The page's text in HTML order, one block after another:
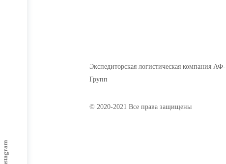
Instagram
Экспедиторская логистическая компания АФ-
Групп
© 2020-2021 Все права защищены